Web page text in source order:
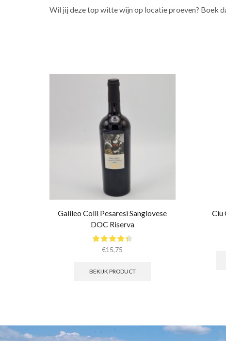
Wil jij deze top witte wijn op locatie proeven? Boek
Galileo Colli Pesaresi Sangiovese
DOC Riserva
€15,75
BEKIJK PRODUCT
Ciu